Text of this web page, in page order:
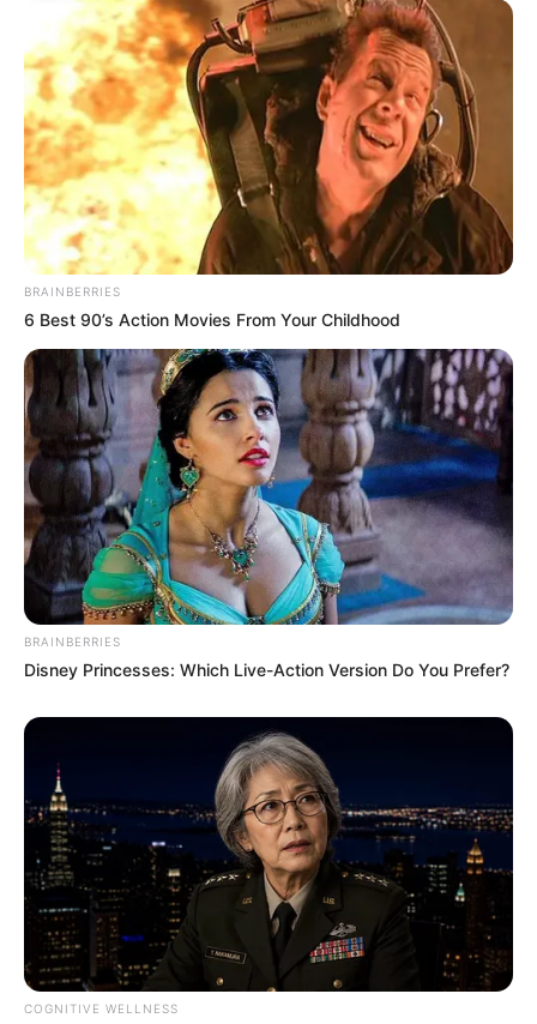
BRAINBERRIES
6 Best 90’s Action Movies From Your Childhood
BRAINBERRIES
Disney Princesses: Which Live-Action Version Do You Prefer?
COGNITIVE WELLNESS